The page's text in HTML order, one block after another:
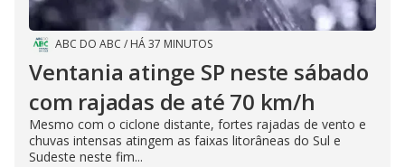
ABC DO ABC / HÁ 37 MINUTOS
Ventania atinge SP neste sábado
com rajadas de até 70 km/h
Mesmo com o ciclone distante, fortes rajadas de vento e
chuvas intensas atingem as faixas litorâneas do Sul e
Sudeste neste fim...